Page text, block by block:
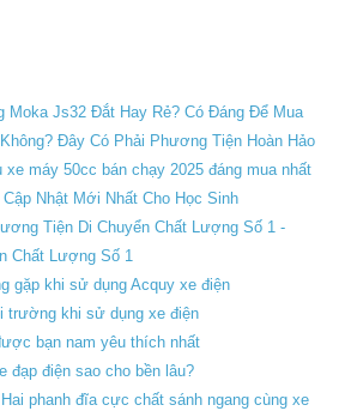
Moka Js32 Đắt Hay Rẻ? Có Đáng Để Mua
Đây Có Phải Phương Tiện Hoàn Hảo
máy 50cc bán chạy 2025 đáng mua nhất
Nhật Mới Nhất Cho Học Sinh
Tiện Di Chuyển Chất Lượng Số 1 -
Chất Lượng Số 1
gặp khi sử dụng Acquy xe điện
trường khi sử dụng xe điện
bạn nam yêu thích nhất
đạp điện sao cho bền lâu?
phanh đĩa cực chất sánh ngang cùng xe